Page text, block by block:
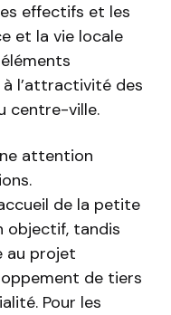
effectifs et les
et la vie locale
l’attractivité des
centre-ville.
attention
de la petite
objectif, tandis
au projet
de tiers
Pour les